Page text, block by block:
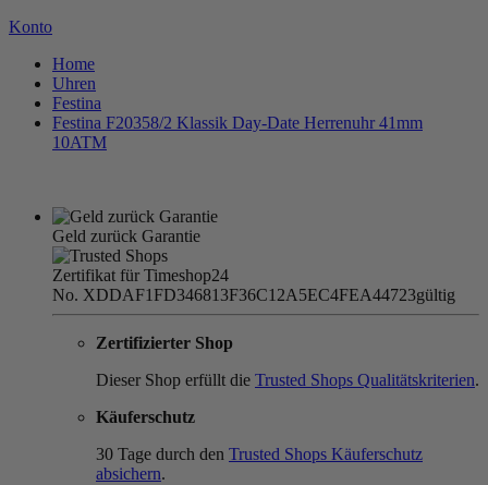
Konto
Home
Uhren
Festina
Festina F20358/2 Klassik Day-Date Herrenuhr 41mm
10ATM
Geld zurück Garantie
Zertifikat für Timeshop24
No. XDDAF1FD346813F36C12A5EC4FEA44723gültig
Zertifizierter Shop
Dieser Shop erfüllt die Trusted Shops Qualitätskriterien.
Käuferschutz
30 Tage durch den Trusted Shops Käuferschutz
absichern.